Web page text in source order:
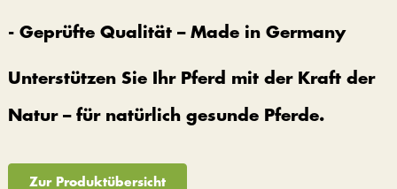
- Geprüfte Qualität – Made in Germany
Unterstützen Sie Ihr Pferd mit der Kraft der
Natur – für natürlich gesunde Pferde.
Zur Produktübersicht